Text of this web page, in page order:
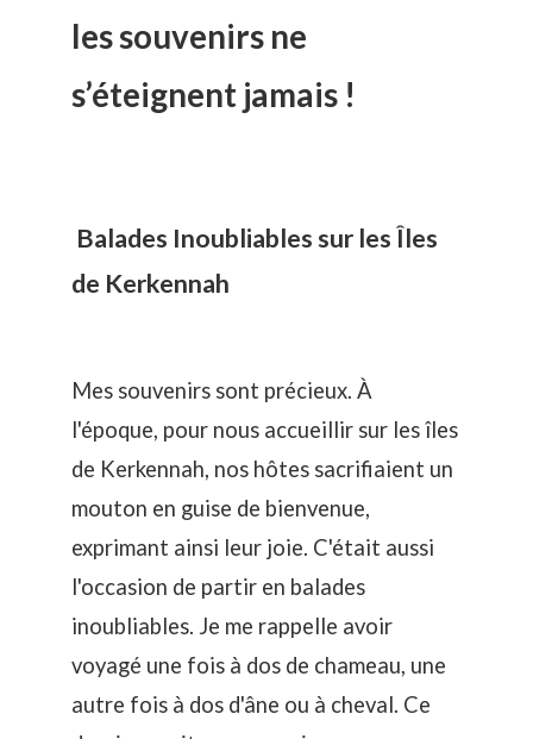
les souvenirs ne
s’éteignent jamais !
Balades Inoubliables sur les Îles
de Kerkennah
Mes souvenirs sont précieux. À
l'époque, pour nous accueillir sur les îles
de Kerkennah, nos hôtes sacrifiaient un
mouton en guise de bienvenue,
exprimant ainsi leur joie. C'était aussi
l'occasion de partir en balades
inoubliables. Je me rappelle avoir
voyagé une fois à dos de chameau, une
autre fois à dos d'âne ou à cheval. Ce